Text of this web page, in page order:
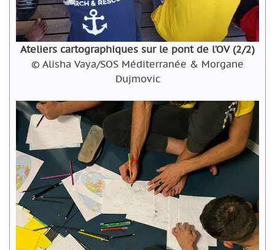
Ateliers cartographiques sur le pont de l’OV (2/2)
© Alisha Vaya/SOS Méditerranée & Morgane
Dujmovic